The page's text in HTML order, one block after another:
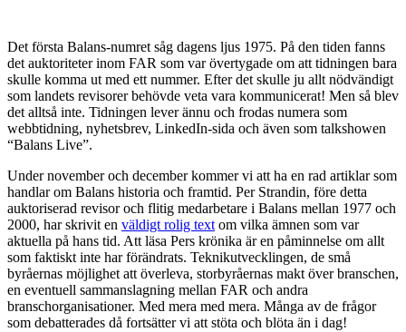
Det första Balans-numret såg dagens ljus 1975. På den tiden fanns
det auktoriteter inom FAR som var övertygade om att tidningen bara
skulle komma ut med ett nummer. Efter det skulle ju allt nödvändigt
som landets revisorer behövde veta vara kommunicerat! Men så blev
det alltså inte. Tidningen lever ännu och frodas numera som
webbtidning, nyhetsbrev, LinkedIn-sida och även som talkshowen
“Balans Live”.
Under november och december kommer vi att ha en rad artiklar som
handlar om Balans historia och framtid. Per Strandin, före detta
auktoriserad revisor och flitig medarbetare i Balans mellan 1977 och
2000, har skrivit en väldigt rolig text om vilka ämnen som var
aktuella på hans tid. Att läsa Pers krönika är en påminnelse om allt
som faktiskt inte har förändrats. Teknikutvecklingen, de små
byråernas möjlighet att överleva, storbyråernas makt över branschen,
en eventuell sammanslagning mellan FAR och andra
branschorganisationer. Med mera med mera. Många av de frågor
som debatterades då fortsätter vi att stöta och blöta än i dag!